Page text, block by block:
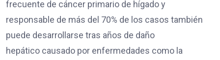
frecuente de cáncer primario de hígado y
responsable de más del 70% de los casos también
puede desarrollarse tras años de daño
hepático causado por enfermedades como la